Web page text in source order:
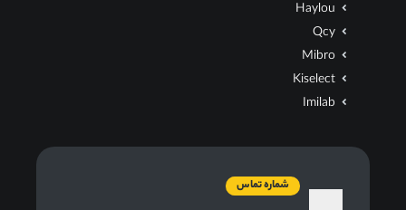
Haylou
Qcy
Mibro
Kiselect
Imilab
شماره تماس